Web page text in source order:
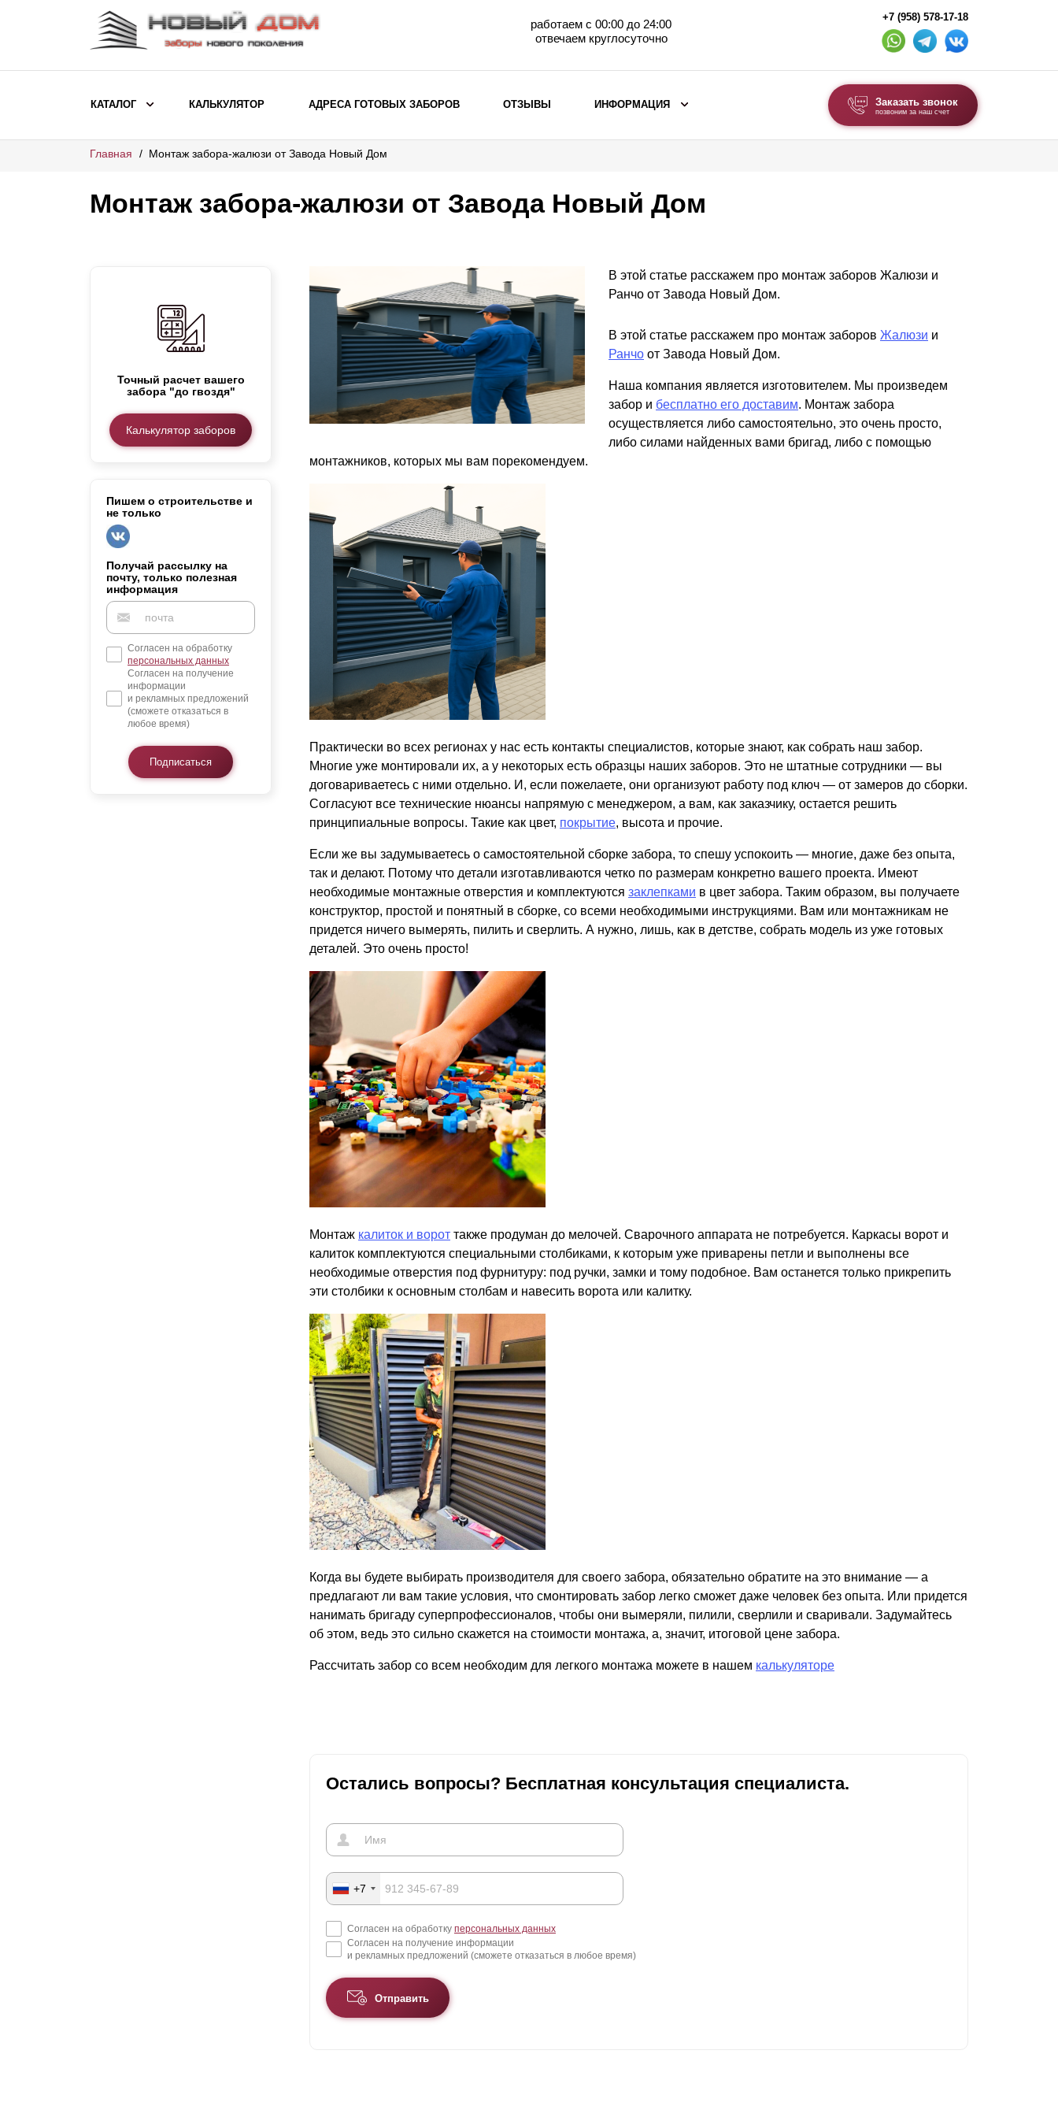
работаем с 00:00 до 24:00
отвечаем круглосуточно
+7 (958) 578-17-18
КАТАЛОГ
ВЫБОР ПО МОДЕЛИ
Заборы Хай-тек
Заборы и ограждения для детских
садов
Элитные заборы для коттеджей
Забор на участок 10 соток
Заборы и ограждения для дома
Заборы из евроштакетника
Забор жалюзи с кирпичными столбами
Металлические заборы
Металлические ограждения
ВЫБОР ПО ХАРАКТЕРИСТИКАМ
Горизонтальные заборы
Высокие заборы
Красивые, дизайнерские заборы
Заборы под ключ
Готовые заборы
Комплекты заборов-лего "сделай сам"
Быстровозводимые заборы
ВОРОТА И КАЛИТКИ
Ворота распашные
Ворота складные гармошка
Калитки
Входные группы
КАЛЬКУЛЯТОР АДРЕСА ГОТОВЫХ ЗАБОРОВ ОТЗЫВЫ ИНФОРМАЦИЯ Заказать звонок
позвоним за наш счет
Главная Монтаж забора-жалюзи от Завода Новый Дом
Монтаж забора-жалюзи от Завода Новый Дом
Точный расчет вашего
забора "до гвоздя"
Калькулятор заборов
Пишем о строительстве и
не только
Получай рассылку на
почту, только полезная
информация
Согласен на обработку
персональных данных
Согласен на получение
информации
и рекламных предложений
(сможете отказаться в
любое время)
Подписаться
В этой статье расскажем про монтаж заборов Жалюзи и
Ранчо от Завода Новый Дом.
В этой статье расскажем про монтаж заборов Жалюзи и
Ранчо от Завода Новый Дом.
Наша компания является изготовителем. Мы произведем
забор и бесплатно его доставим. Монтаж забора
осуществляется либо самостоятельно, это очень просто,
либо силами найденных вами бригад, либо с помощью
монтажников, которых мы вам порекомендуем.
Практически во всех регионах у нас есть контакты специалистов, которые знают, как собрать наш забор.
Многие уже монтировали их, а у некоторых есть образцы наших заборов. Это не штатные сотрудники — вы
договариваетесь с ними отдельно. И, если пожелаете, они организуют работу под ключ — от замеров до сборки.
Согласуют все технические нюансы напрямую с менеджером, а вам, как заказчику, остается решить
принципиальные вопросы. Такие как цвет, покрытие, высота и прочие.
Если же вы задумываетесь о самостоятельной сборке забора, то спешу успокоить — многие, даже без опыта,
так и делают. Потому что детали изготавливаются четко по размерам конкретно вашего проекта. Имеют
необходимые монтажные отверстия и комплектуются заклепками в цвет забора. Таким образом, вы получаете
конструктор, простой и понятный в сборке, со всеми необходимыми инструкциями. Вам или монтажникам не
придется ничего вымерять, пилить и сверлить. А нужно, лишь, как в детстве, собрать модель из уже готовых
деталей. Это очень просто!
Монтаж калиток и ворот также продуман до мелочей. Сварочного аппарата не потребуется. Каркасы ворот и
калиток комплектуются специальными столбиками, к которым уже приварены петли и выполнены все
необходимые отверстия под фурнитуру: под ручки, замки и тому подобное. Вам останется только прикрепить
эти столбики к основным столбам и навесить ворота или калитку.
Когда вы будете выбирать производителя для своего забора, обязательно обратите на это внимание — а
предлагают ли вам такие условия, что смонтировать забор легко сможет даже человек без опыта. Или придется
нанимать бригаду суперпрофессионалов, чтобы они вымеряли, пилили, сверлили и сваривали. Задумайтесь
об этом, ведь это сильно скажется на стоимости монтажа, а, значит, итоговой цене забора.
Рассчитать забор со всем необходим для легкого монтажа можете в нашем калькуляторе
Остались вопросы? Бесплатная консультация специалиста.
+7
Согласен на обработку персональных данных
Согласен на получение информации
и рекламных предложений (сможете отказаться в любое время)
Отправить